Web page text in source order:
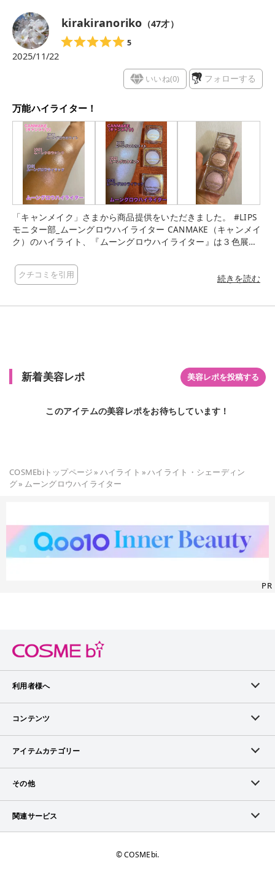
てくれるハイライター‪🫶🏻‎ カラー展開は 01 ムーングロウホワ
イト 02 ムーングロウピンク 03 ムーングロウライラックの計３
色！ 01 ムーングロウホワイトは 透明感のある肌に魅せてくれ
る ホワイトベージュのハイライトで どんなメイクにも合うし
調節次第ではいろんな場面で使えちゃうよ‪‪👍🏻 02 ムーングロウ
ピンク さっきのホワイトベージュのハイライトに ちょっとだけ
ピンク味を足したハイライトで ピンク系のチークとか使ったあ
色に比べがつんとした発色のある ハイライトで ハイライトはも
ちろんチークとして◎ ナチュラルに仕上げたいときはブラシ 華
やかに仕上げたいときは指でやるのがいいみたい‎⌣̈👍🏻 ̖́-‬ ＜メリ
ット＞ ❥粉質が柔らかめだから密着力がいい ❥ツヤが自然な感
じがして綺麗 ＜デメリット＞ ❥がつんと発光してるよっていう
ハイライトとあんま発光してなさそうに見えるハイライト差が
ら💗よろしくお願いしますm(_ _)m また次回の投稿でお会いし
ましょ~~~🫧🤍 #LIPSモニター部_ムーングロウハイライター #
キャンメイク #ムーングロウハイライター #新色レビュー #プ
チプラコスメ
kirakiranoriko （47才）
5
2025/11/22
いいね(0) フォローする
万能ハイライター！
「キャンメイク」さまから商品提供をいただきました。 #LIPS
モニター部_ムーングロウハイライター CANMAKE（キャンメイ
ク）のハイライト、『ムーングロウハイライター』は３色展開
ングロウハイライター』は、ベイクド製法が特徴のハイライタ
ーだそうです。 粉をまとめて高温のオーブンで焼き固める製法
輝きを活かすことができるそうです。 満月のような、まあるい
が期待できそうです。 お肌にのせると、ホワイトベージュの輝
きになるので、自然とお肌になじみます。 [02]ムーングロウピ
で、血色感もアップできそうです。 動きをつけたときに、ピン
です。 見た目も可愛くて、キラキラが可愛いですが、指に取っ
てお肌にのせても、発色がすごくきれいです。 上品なキラキラ
て調整できます。 目の下や目頭のキワ、鼻筋など、色々な場所
のハイライトとしてだけでなく、チークやアイシャドウとして
も使えるので、 自分流にメイクを楽しむこともできます。 私
は、シーンや気分に合わせて変えています。 粉落ちが少ないの
クチコミを引用 続きを読む
新着美容レポ 美容レポを投稿する
このアイテムの美容レポをお待ちしています！
COSMEbiトップページ» ハイライト »ハイライト・シェーディン
グ» ムーングロウハイライター
PR
利用者様へ
メンバーログイン
メンバー会員について
アイテム掲載リクエスト
コンテンツ
ランキング
ブランドから探す
ピックアップ特集
アイテムカテゴリー
スキンケア
その他
お問い合わせ（ブランド様）
関連サービス
©︎ COSMEbi.